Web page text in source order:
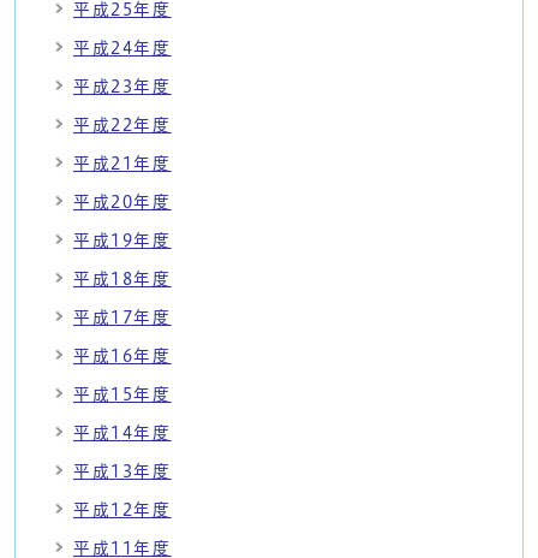
平成25年度
平成24年度
平成23年度
平成22年度
平成21年度
平成20年度
平成19年度
平成18年度
平成17年度
平成16年度
平成15年度
平成14年度
平成13年度
平成12年度
平成11年度